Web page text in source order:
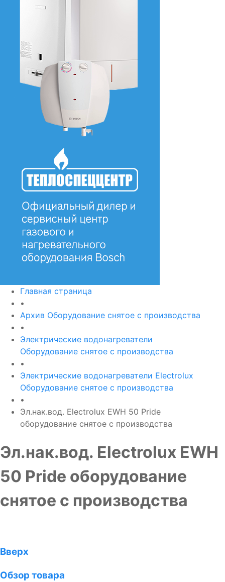
Главная страница
•
Архив Оборудование снятое с производства
•
Электрические водонагреватели
Оборудование снятое с производства
•
Электрические водонагреватели Electrolux
Оборудование снятое с производства
•
Эл.нак.вод. Electrolux EWH 50 Pride
оборудование снятое с производства
Эл.нак.вод. Electrolux EWH
50 Pride оборудование
снятое с производства
Вверх
Обзор товара